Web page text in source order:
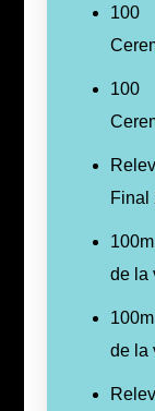
100
Final
de la
de la